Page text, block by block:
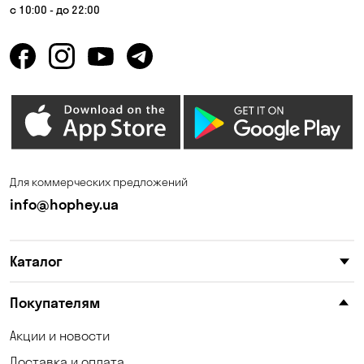
Гостомель
Зазимье Запорожье
Каменные Потоки
Клинцы
Корсунцы
с 10:00 - до 22:00
Для коммерческих предложений
info@hophey.ua
Каталог
Покупателям
Акции и новости